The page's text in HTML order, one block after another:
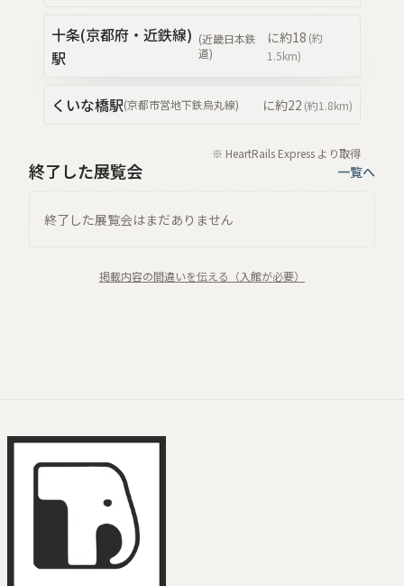
十条(京都府・近鉄線)
駅
(近畿日本鉄
道)
に約18 (約
1.5km)
くいな橋駅(京都市営地下鉄烏丸線) に約22 (約1.8km)
※ HeartRails Express より取得
終了した展覧会 一覧へ
終了した展覧会はまだありません
掲載内容の間違いを伝える（入館が必要）